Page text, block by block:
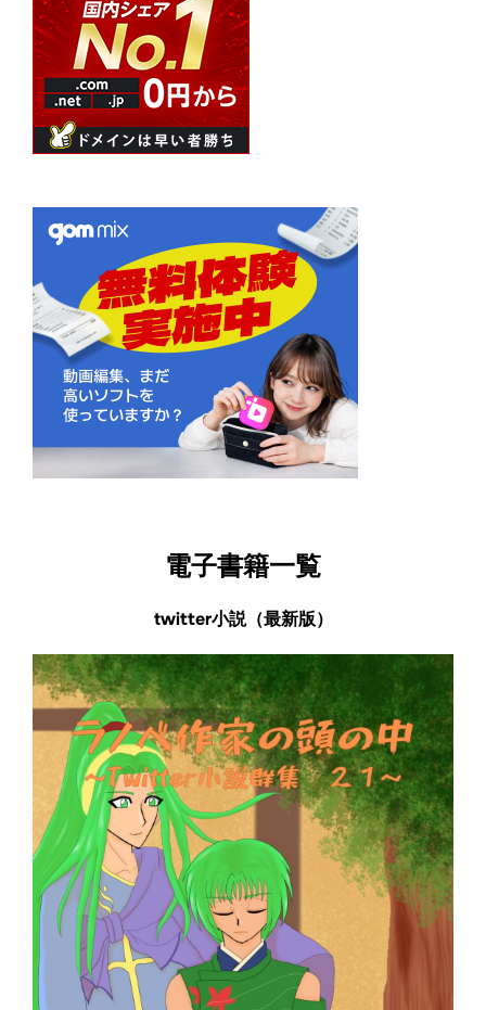
電子書籍一覧
twitter小説（最新版）